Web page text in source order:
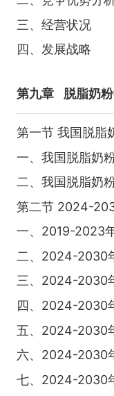
三、经营状况
四、发展战略
第九章 脱脂奶
第一节 我国脱脂
一、我国脱脂奶
二、我国脱脂奶
第二节 2024-
一、2019-2023
二、2024-2030
三、2024-2030
四、2024-2030
五、2024-2030
六、2024-2030
七、2024-2030